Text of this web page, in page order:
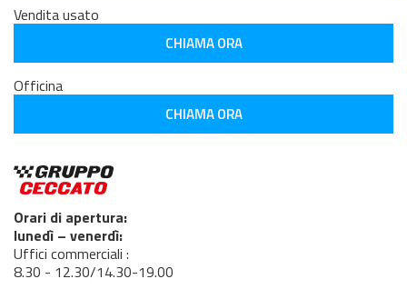
Vendita usato
CHIAMA ORA
Officina
CHIAMA ORA
Orari di apertura:
lunedì – venerdì:
Uffici commerciali :
8.30 - 12.30/14.30-19.00